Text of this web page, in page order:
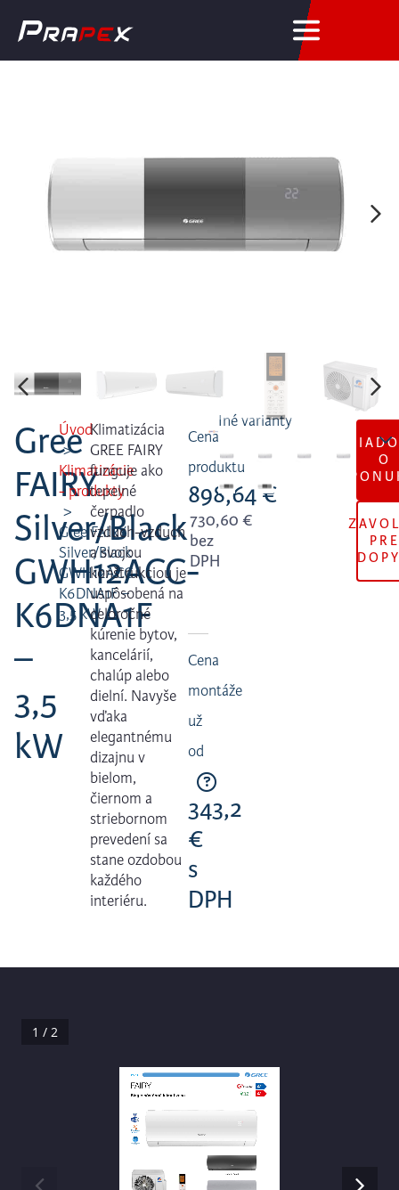
Gree
FAIRY
Silver/Black
GWH12ACC-
K6DNA1F
–
3,5
kW
Úvod
Klimatizácie
- produkty
Gree FAIRY
Silver/Black
GWH12ACC-
K6DNA1F –
3,5 kW
Klimatizácia
GREE FAIRY
funguje ako
tepelné
čerpadlo
vzduch-vzduch
a svojou
konštrukciou je
uspôsobená na
celoročné
kúrenie bytov,
kancelárií,
chalúp alebo
dielní. Navyše
vďaka
elegantnému
dizajnu v
bielom,
čiernom a
striebornom
prevedení sa
stane ozdobou
každého
interiéru.
Cena
produktu
898,64€
730,60€
bez
DPH
Cena
montáže
už
od
343,2
€
s
DPH
O
PRE
1 / 2